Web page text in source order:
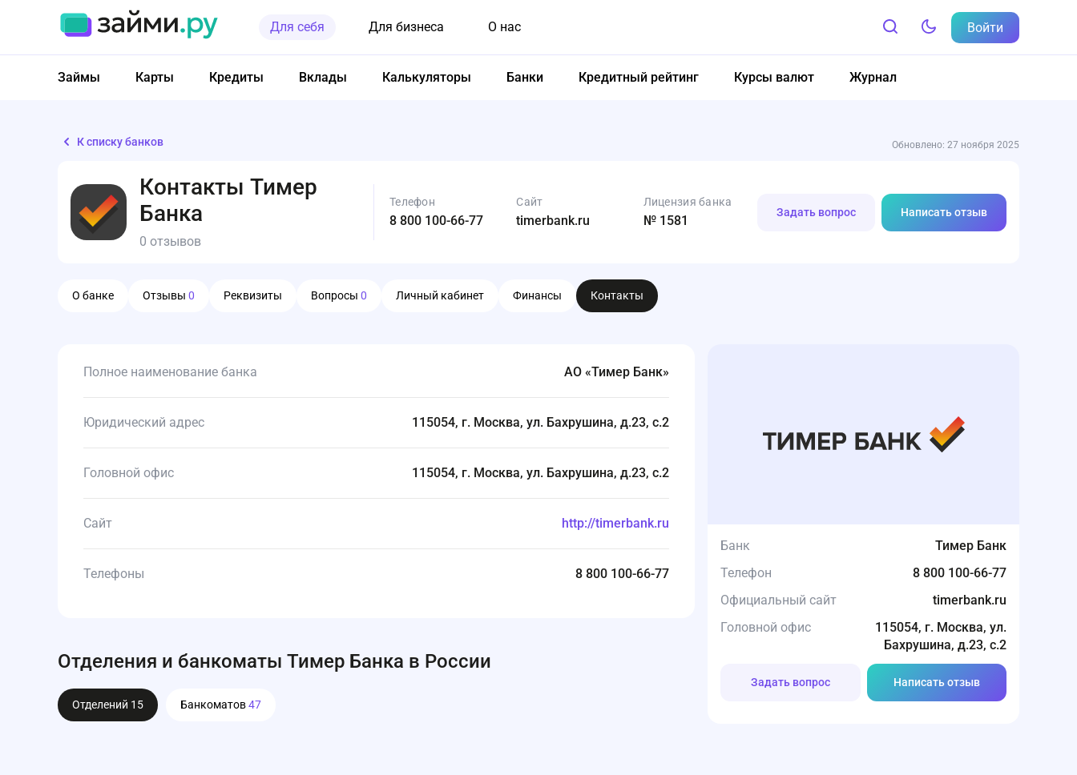
Для себя Для бизнеса О нас Войти
Займы Карты Кредиты Вклады Калькуляторы Банки Кредитный рейтинг Курсы валют Журнал
К списку банков Обновлено: 27 ноября 2025
Контакты Тимер
Банка
0 отзывов
Телефон
8 800 100-66-77
Сайт
timerbank.ru
Лицензия банка
№ 1581
Задать вопрос Написать отзыв
О банке Отзывы 0 Реквизиты Вопросы 0 Личный кабинет Финансы Контакты
Полное наименование банка АО «Тимер Банк»
Юридический адрес 115054, г. Москва, ул. Бахрушина, д.23, с.2
Головной офис 115054, г. Москва, ул. Бахрушина, д.23, с.2
Сайт http://timerbank.ru
Телефоны 8 800 100-66-77
Отделения и банкоматы Тимер Банка в России
Отделений 15 Банкоматов47
Банк
Тимер Банк
Телефон
8 800 100-66-77
Официальный сайт
timerbank.ru
Головной офис
115054, г. Москва, ул.
Бахрушина, д.23, с.2
Задать вопрос Написать отзыв